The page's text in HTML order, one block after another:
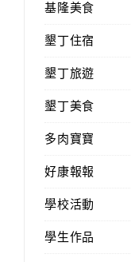
基隆美食
墾丁住宿
墾丁旅遊
墾丁美食
多肉寶寶
好康報報
學校活動
學生作品